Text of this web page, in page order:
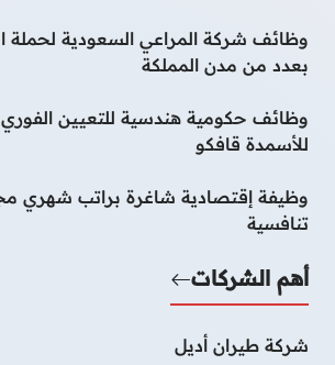
وظائف شركة المراعي السعودية لحملة
بعدد من مدن المملكة
وظائف حكومية هندسية للتعيين
للأسمدة قافكو
وظيفة إقتصادية شاغرة براتب شهري
تنافسية
أهم الشركات
شركة طيران أديل